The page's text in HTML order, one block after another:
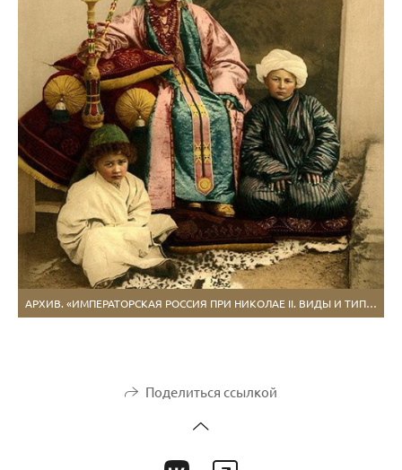
АРХИВ. «ИМПЕРАТОРСКАЯ РОССИЯ ПРИ НИКОЛАЕ II. ВИДЫ И ТИПЫ»
Поделиться ссылкой